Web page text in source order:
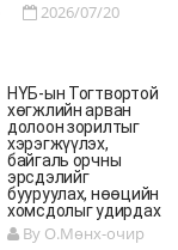
2026/07/20
НҮБ-ын Тогтвортой
хөгжлийн арван
долоон зорилтыг
хэрэгжүүлэх,
байгаль орчны
эрсдэлийг
бууруулах, нөөцийн
хомсдолыг удирдах
By О.Мөнх-очир